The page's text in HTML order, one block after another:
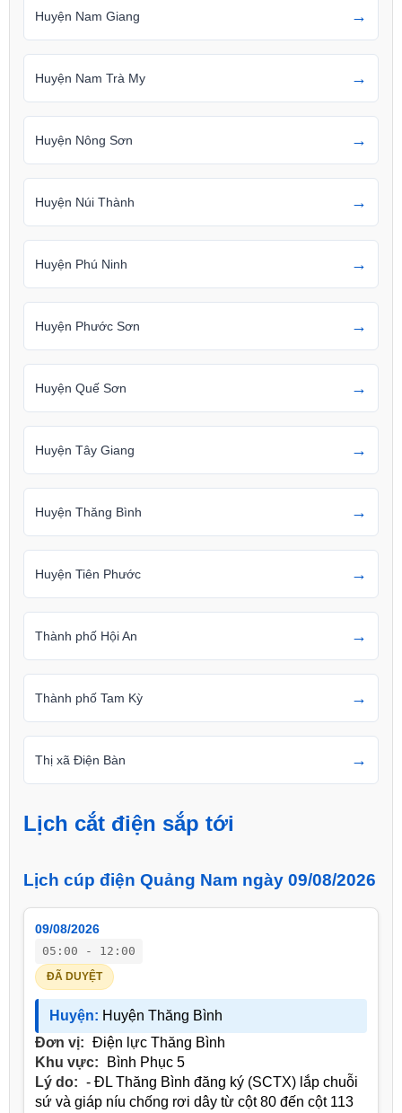
Huyện Nam Giang →
Huyện Nam Trà My →
Huyện Nông Sơn →
Huyện Núi Thành →
Huyện Phú Ninh →
Huyện Phước Sơn →
Huyện Quế Sơn →
Huyện Tây Giang →
Huyện Thăng Bình →
Huyện Tiên Phước →
Thành phố Hội An →
Thành phố Tam Kỳ →
Thị xã Điện Bàn →
Lịch cắt điện sắp tới
Lịch cúp điện Quảng Nam ngày 09/08/2026
09/08/2026
05:00 - 12:00
ĐÃ DUYỆT
Huyện: Huyện Thăng Bình
Đơn vị: Điện lực Thăng Bình
Khu vực:
Bình Phục 5
Lý do: - ĐL Thăng Bình đăng ký (SCTX) lắp chuỗi
sứ và giáp níu chống rơi dây từ cột 80 đến cột 113